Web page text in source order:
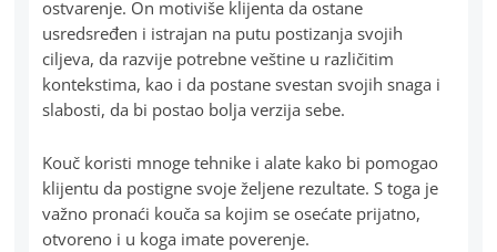
ostvarenje. On motiviše klijenta da ostane
usredsređen i istrajan na putu postizanja svojih
ciljeva, da razvije potrebne veštine u različitim
kontekstima, kao i da postane svestan svojih snaga i
slabosti, da bi postao bolja verzija sebe.
Kouč koristi mnoge tehnike i alate kako bi pomogao
klijentu da postigne svoje željene rezultate. S toga je
važno pronaći kouča sa kojim se osećate prijatno,
otvoreno i u koga imate poverenje.